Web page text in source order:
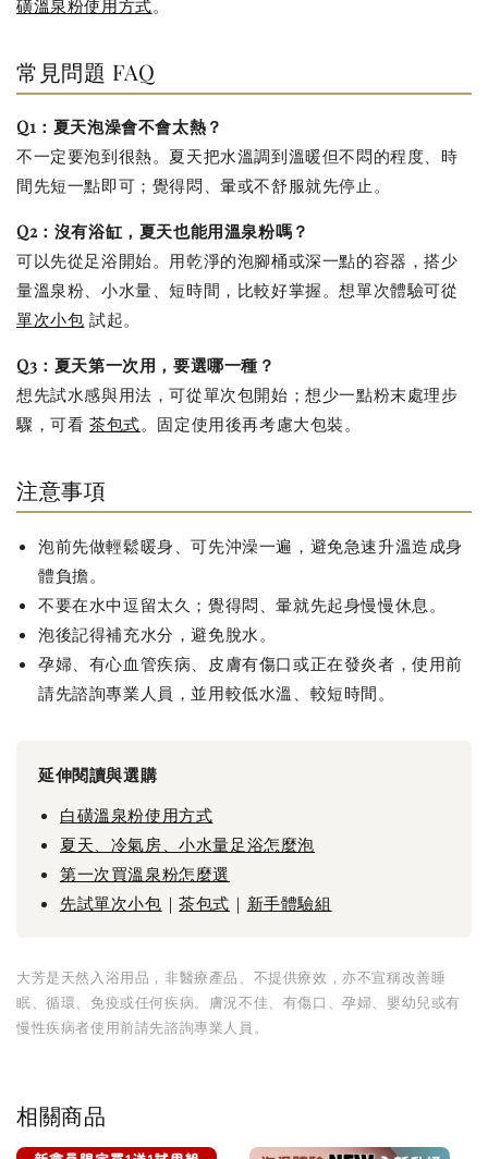
磺溫泉粉使用方式。
常見問題 FAQ
Q1：夏天泡澡會不會太熱？
不一定要泡到很熱。夏天把水溫調到溫暖但不悶的程度、時
間先短一點即可；覺得悶、暈或不舒服就先停止。
Q2：沒有浴缸，夏天也能用溫泉粉嗎？
可以先從足浴開始。用乾淨的泡腳桶或深一點的容器，搭少
量溫泉粉、小水量、短時間，比較好掌握。想單次體驗可從
單次小包 試起。
Q3：夏天第一次用，要選哪一種？
想先試水感與用法，可從單次包開始；想少一點粉末處理步
驟，可看 茶包式。固定使用後再考慮大包裝。
注意事項
泡前先做輕鬆暖身、可先沖澡一遍，避免急速升溫造成身
體負擔。
不要在水中逗留太久；覺得悶、暈就先起身慢慢休息。
泡後記得補充水分，避免脫水。
孕婦、有心血管疾病、皮膚有傷口或正在發炎者，使用前
請先諮詢專業人員，並用較低水溫、較短時間。
延伸閱讀與選購
白磺溫泉粉使用方式
夏天、冷氣房、小水量足浴怎麼泡
第一次買溫泉粉怎麼選
先試單次小包 ｜茶包式 ｜ 新手體驗組
大芳是天然入浴用品，非醫療產品、不提供療效，亦不宣稱改善睡
眠、循環、免疫或任何疾病。膚況不佳、有傷口、孕婦、嬰幼兒或有
慢性疾病者使用前請先諮詢專業人員。
相關商品